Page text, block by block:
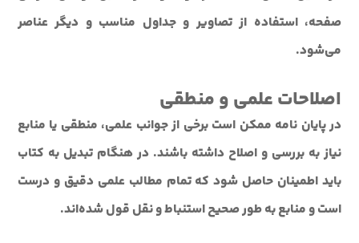
صفحه، استفاده از تصاویر و جداول مناسب و دیگر عناصر
می‌شود.
اصلاحات علمی و منطقی
در پایان نامه ممکن است برخی از جوانب علمی، منطقی یا منابع
نیاز به بررسی و اصلاح داشته باشند. در هنگام تبدیل به کتاب
باید اطمینان حاصل شود که تمام مطالب علمی دقیق و درست
است و منابع به طور صحیح استنباط و نقل قول شده‌اند.